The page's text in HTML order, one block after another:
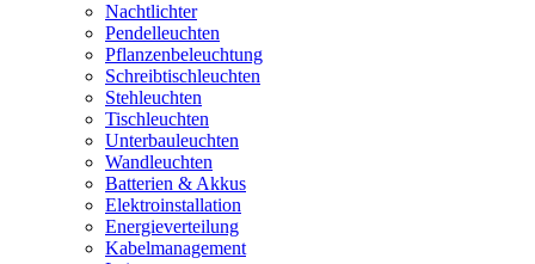
Nachtlichter
Pendelleuchten
Pflanzenbeleuchtung
Schreibtischleuchten
Stehleuchten
Tischleuchten
Unterbauleuchten
Wandleuchten
Batterien & Akkus
Elektroinstallation
Energieverteilung
Kabelmanagement